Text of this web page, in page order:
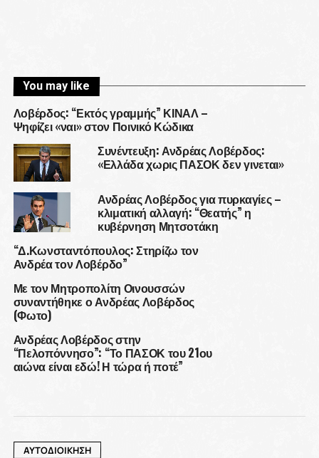
You may like
Λοβέρδος: “Εκτός γραμμής” ΚΙΝΑΛ –
Ψηφίζει «ναι» στον Ποινικό Κώδικα
Συνέντευξη: Ανδρέας Λοβέρδος:
«Ελλάδα χωρις ΠΑΣΟΚ δεν γινεται»
Ανδρέας Λοβέρδος για πυρκαγίες –
κλιματική αλλαγή: “Θεατής” η
κυβέρνηση Μητσοτάκη
“Δ.Κωνσταντόπουλος: Στηρίζω τον
Ανδρέα τον Λοβέρδο”
Με τον Μητροπολίτη Οινουσσών
συναντήθηκε ο Ανδρέας Λοβέρδος
(Φωτο)
Ανδρέας Λοβέρδος στην
“Πελοπόννησο”: “Το ΠΑΣΟΚ του 21ου
αιώνα είναι εδώ! Η τώρα ή ποτέ”
ΑΥΤΟΔΙΟΙΚΗΣΗ